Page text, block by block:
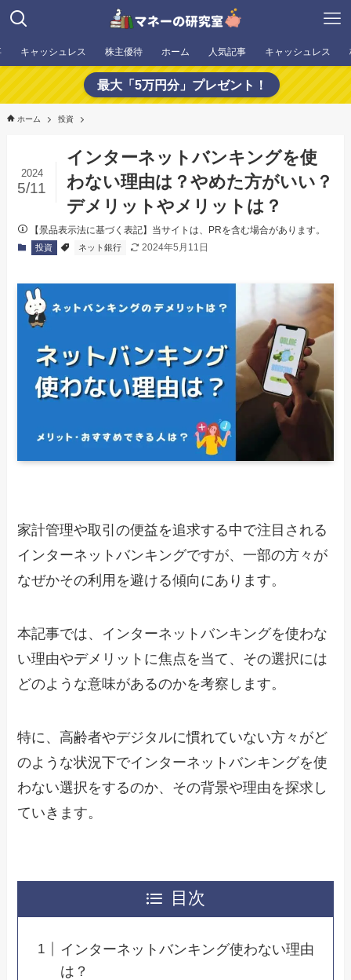
キャッシュレス 株主優待 ホーム 人気記事 キャッシュレス
最大「5万円分」プレゼント！
ホーム 投資
インターネットバンキングを使
わない理由は？やめた方がいい？
デメリットやメリットは？
2024
5/11
【景品表示法に基づく表記】当サイトは、PRを含む場合があります。
投資 ネット銀行 2024年5月11日
家計管理や取引の便益を追求する中で注目される
インターネットバンキングですが、一部の方々が
なぜかその利用を避ける傾向にあります。
本記事では、インターネットバンキングを使わな
い理由やデメリットに焦点を当て、その選択には
どのような意味があるのかを考察します。
特に、高齢者やデジタルに慣れていない方々がど
のような状況下でインターネットバンキングを使
わない選択をするのか、その背景や理由を探求し
ていきます。
目次
インターネットバンキング使わない理由
は？